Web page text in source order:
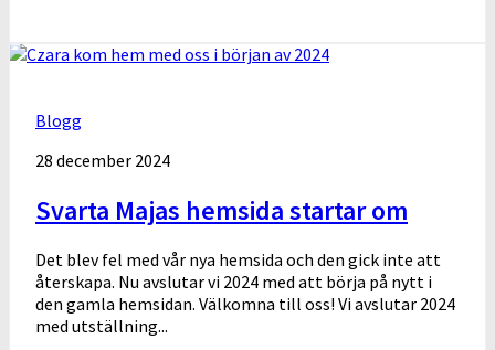
Blogg
28 december 2024
Svarta Majas hemsida startar om
Det blev fel med vår nya hemsida och den gick inte att
återskapa. Nu avslutar vi 2024 med att börja på nytt i
den gamla hemsidan. Välkomna till oss! Vi avslutar 2024
med utställning...